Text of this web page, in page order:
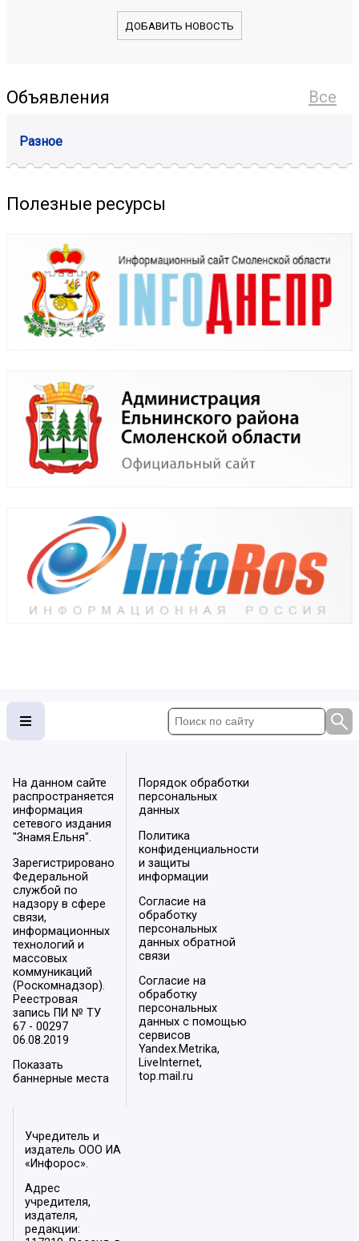
ДОБАВИТЬ НОВОСТЬ
Все
Объявления
Разное
Полезные ресурсы
На данном сайте
распространяется
информация
сетевого издания
"Знамя.Ельня".
Зарегистрировано
Федеральной
службой по
надзору в сфере
связи,
информационных
технологий и
массовых
коммуникаций
(Роскомнадзор).
Реестровая
запись ПИ № ТУ
67 - 00297
06.08.2019
Показать
баннерные места
Порядок обработки
персональных
данных
Политика
конфиденциальности
и защиты
информации
Согласие на
обработку
персональных
данных обратной
связи
Согласие на
обработку
персональных
данных с помощью
сервисов
Yandex.Metrika,
LiveInternet,
top.mail.ru
Учредитель и
издатель ООО ИА
«Инфорос».
Адрес
учредителя,
издателя,
редакции: